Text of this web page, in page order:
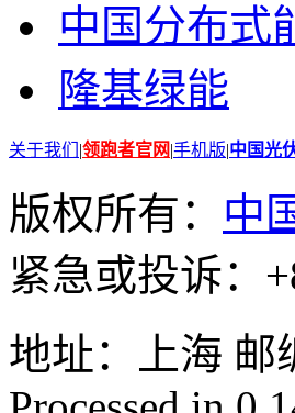
中国分布式
隆基绿能
关于我们 |领跑者官网|手机版|中国光
版权所有： 中
紧急或投诉：
地址：上海 邮